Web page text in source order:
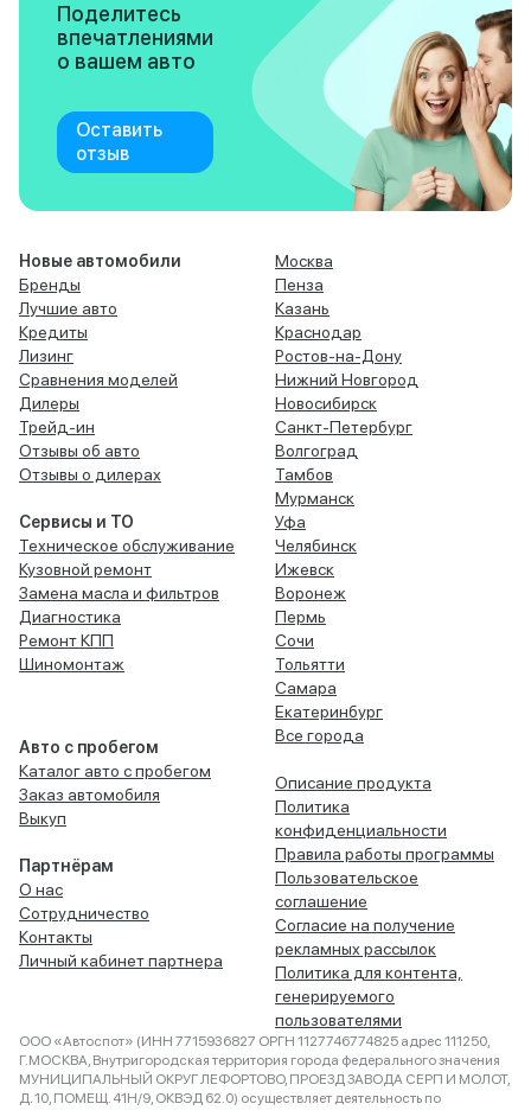
Поделитесь
впечатлениями
о вашем авто
Оставить
отзыв
Новые автомобили
Бренды
Лучшие авто
Кредиты
Лизинг
Сравнения моделей
Дилеры
Трейд-ин
Отзывы об авто
Отзывы о дилерах
Сервисы и ТО
Техническое обслуживание
Кузовной ремонт
Замена масла и фильтров
Диагностика
Ремонт КПП
Шиномонтаж
Авто с пробегом
Каталог авто с пробегом
Заказ автомобиля
Выкуп
Партнёрам
О нас
Сотрудничество
Контакты
Личный кабинет партнера
Москва
Пенза
Казань
Краснодар
Ростов-на-Дону
Нижний Новгород
Новосибирск
Санкт-Петербург
Волгоград
Тамбов
Мурманск
Уфа
Челябинск
Ижевск
Воронеж
Пермь
Сочи
Тольятти
Самара
Екатеринбург
Все города
Описание продукта
Политика
конфиденциальности
Правила работы программы
Пользовательское
соглашение
Согласие на получение
рекламных рассылок
Политика для контента,
генерируемого
пользователями
ООО «Автоспот» (ИНН 7715936827 ОРГН 1127746774825 адрес 111250,
Г.МОСКВА, Внутригородская территория города федерального значения
МУНИЦИПАЛЬНЫЙ ОКРУГ ЛЕФОРТОВО, ПРОЕЗД ЗАВОДА СЕРП И МОЛОТ,
Д. 10, ПОМЕЩ. 41Н/9, ОКВЭД 62.0) осуществляет деятельность по